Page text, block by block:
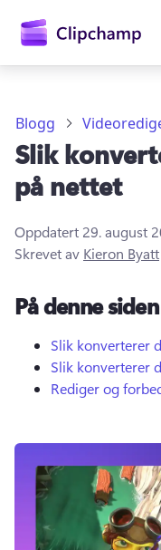
Prøv gratis
Blogg
Slik
på nettet
Oppdatert 29. august
Skrevet av Kieron Byatt
På denne siden
Slik konverterer
Slik konverterer
Rediger og